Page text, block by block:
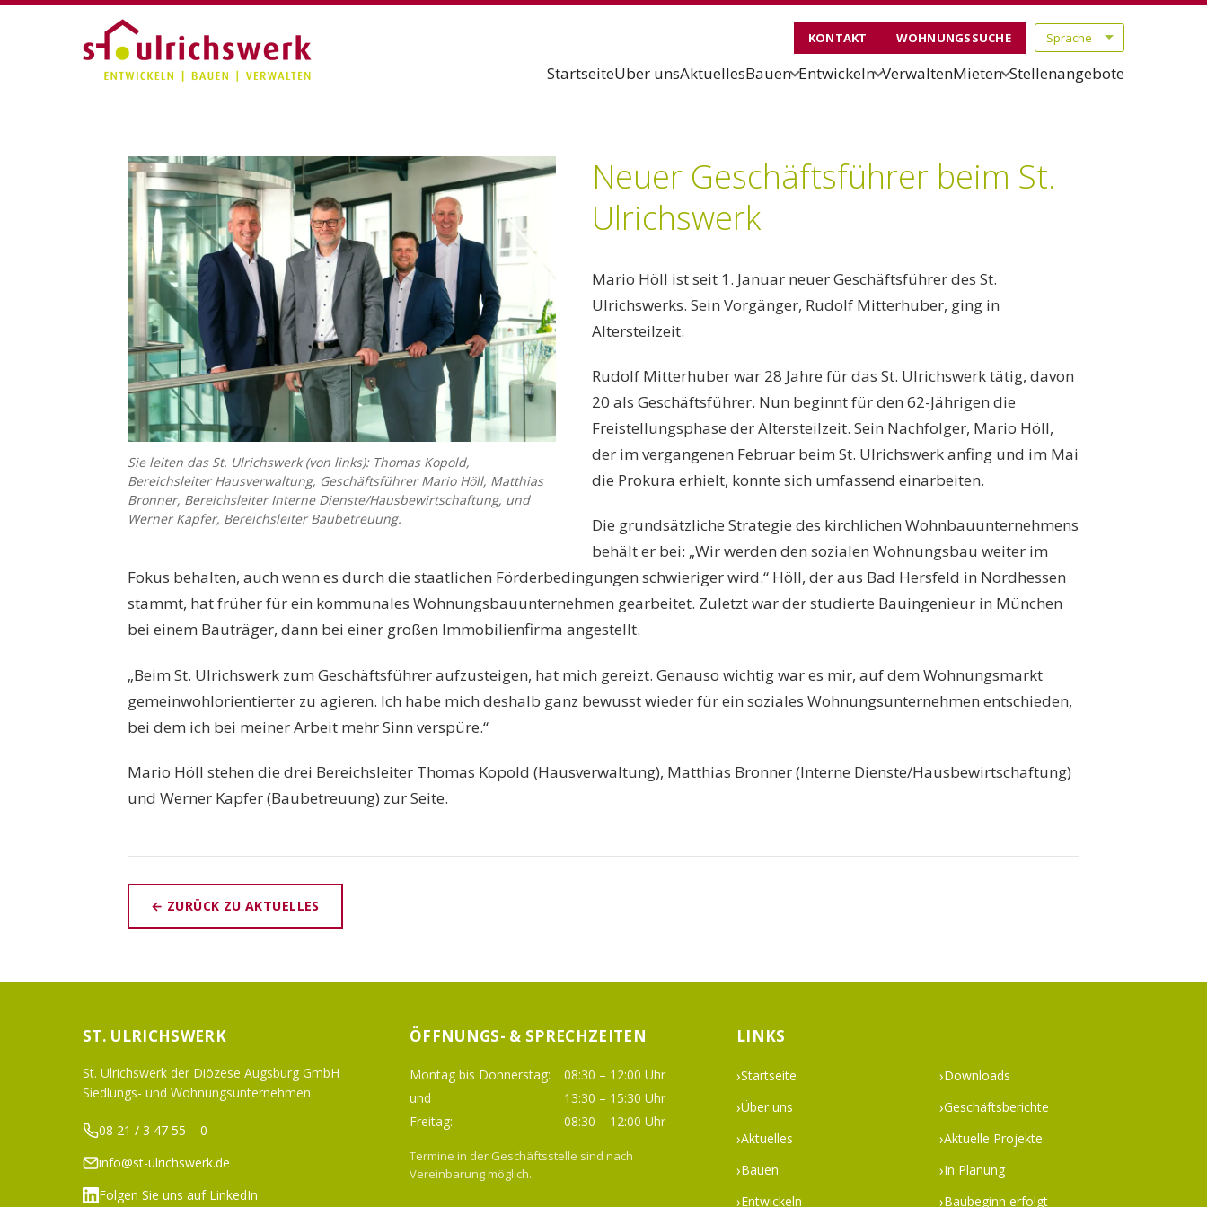
KONTAKT WOHNUNGSSUCHE
StartseiteÜber unsAktuellesBauen Entwickeln VerwaltenMieten Stellenangebote
Sie leiten das St. Ulrichswerk (von links): Thomas Kopold,
Bereichsleiter Hausverwaltung, Geschäftsführer Mario Höll, Matthias
Bronner, Bereichsleiter Interne Dienste/Hausbewirtschaftung, und
Werner Kapfer, Bereichsleiter Baubetreuung.
Neuer Geschäftsführer beim St.
Ulrichswerk
Mario Höll ist seit 1. Januar neuer Geschäftsführer des St.
Ulrichswerks. Sein Vorgänger, Rudolf Mitterhuber, ging in
Altersteilzeit.
Rudolf Mitterhuber war 28 Jahre für das St. Ulrichswerk tätig, davon
20 als Geschäftsführer. Nun beginnt für den 62-Jährigen die
Freistellungsphase der Altersteilzeit. Sein Nachfolger, Mario Höll,
der im vergangenen Februar beim St. Ulrichswerk anfing und im Mai
die Prokura erhielt, konnte sich umfassend einarbeiten.
Die grundsätzliche Strategie des kirchlichen Wohnbauunternehmens
behält er bei: „Wir werden den sozialen Wohnungsbau weiter im
Fokus behalten, auch wenn es durch die staatlichen Förderbedingungen schwieriger wird.“ Höll, der aus Bad Hersfeld in Nordhessen
stammt, hat früher für ein kommunales Wohnungsbauunternehmen gearbeitet. Zuletzt war der studierte Bauingenieur in München
bei einem Bauträger, dann bei einer großen Immobilienfirma angestellt.
„Beim St. Ulrichswerk zum Geschäftsführer aufzusteigen, hat mich gereizt. Genauso wichtig war es mir, auf dem Wohnungsmarkt
gemeinwohlorientierter zu agieren. Ich habe mich deshalb ganz bewusst wieder für ein soziales Wohnungsunternehmen entschieden,
bei dem ich bei meiner Arbeit mehr Sinn verspüre.“
Mario Höll stehen die drei Bereichsleiter Thomas Kopold (Hausverwaltung), Matthias Bronner (Interne Dienste/Hausbewirtschaftung)
und Werner Kapfer (Baubetreuung) zur Seite.
← ZURÜCK ZU AKTUELLES
ST. ULRICHSWERK
St. Ulrichswerk der Diözese Augsburg GmbH
Siedlungs- und Wohnungsunternehmen
08 21 / 3 47 55 – 0
info@st-ulrichswerk.de
Folgen Sie uns auf LinkedIn
ÖFFNUNGS- & SPRECHZEITEN
Montag bis Donnerstag:
08:30 – 12:00 Uhr
und
13:30 – 15:30 Uhr
Freitag:
08:30 – 12:00 Uhr
Termine in der Geschäftsstelle sind nach
Vereinbarung möglich.
LINKS
Startseite
Über uns
Aktuelles
Bauen
Entwickeln
Downloads
Geschäftsberichte
Aktuelle Projekte
In Planung
Baubeginn erfolgt